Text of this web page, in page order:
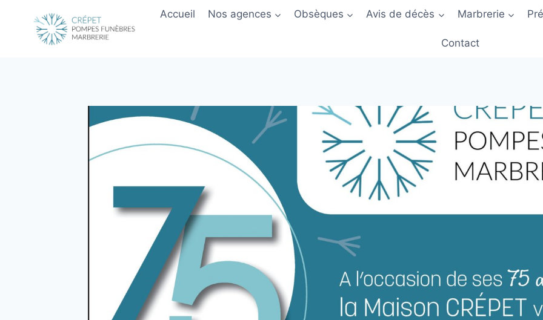
contenu
Accueil Nos agences Obsèques Avis de décès Marbrerie
Contact